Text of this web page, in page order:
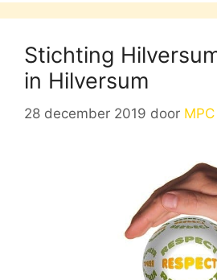
Stichting
in Hilversum
28 december 2019 door